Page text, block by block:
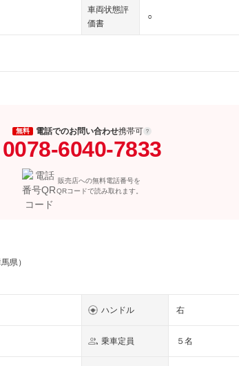
車両状態評
価書
○
無料 電話でのお問い合わせ携帯可
0078-6040-7833
販売店への無料電話番号を
QRコードで読み取れます。
県）
ハンドル 右
乗車定員 ５名